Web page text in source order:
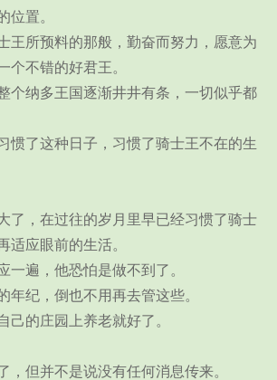
位置。
王所预料的那般，勤奋而努力，愿意为
个不错的好君王。
个纳多王国逐渐井井有条，一切似乎都
惯了这种日子，习惯了骑士王不在的生
了，在过往的岁月里早已经习惯了骑士
适应眼前的生活。
遍，他恐怕是做不到了。
纪，倒也不用再去管这些。
的庄园上养老就好了。
但并不是说没有任何消息传来。